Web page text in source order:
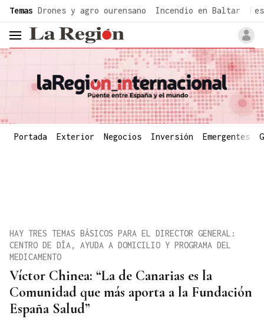
Temas Drones y agro ourensano Incendio en Baltar
header.menu.open
Portada Exterior Negocios Inversión Emergentes
Víctor Chinea: “La de Canarias es la
Comunidad que más aporta a la Fundación
España Salud”
HAY TRES TEMAS BÁSICOS PARA EL DIRECTOR GENERAL:
CENTRO DE DÍA, AYUDA A DOMICILIO Y PROGRAMA DEL
MEDICAMENTO